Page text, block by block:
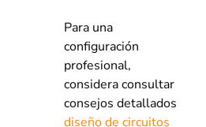
Para una
configuración
profesional,
considera consultar
consejos detallados
diseño de circuitos